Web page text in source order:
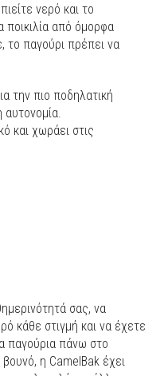
νερό και το
ποικιλία από όμορφα
το παγούρι πρέπει να
την πιο ποδηλατική
αυτονομία.
και χωράει στις
σας, να
κάθε στιγμή και να έχετε
παγούρια πάνω στο
η CamelBak έχει